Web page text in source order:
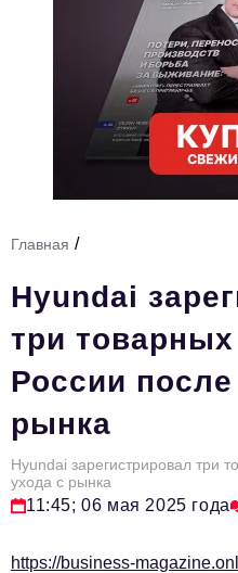
Регулирование
Премия "Тульский Бизнес"
История тульского
Тема номера
HR
Персона номера
Инфраструктура развития
Технологии и тренды
Туризм
Главная /
Hyundai
три товарных
России
рынка
Hyundai зарегистрировал три
ухода с рынка
11:45; 06 мая 2025 года
https://business-